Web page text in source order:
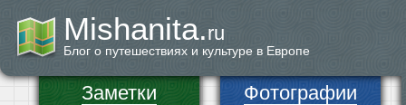
Mishanita.ru
Блог о путешествиях и культуре в Европе
Заметки Фотографии